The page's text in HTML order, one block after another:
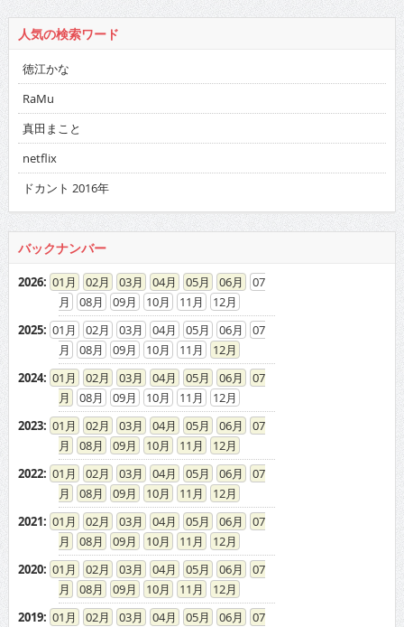
人気の検索ワード
徳江かな
RaMu
真田まこと
netflix
ドカント 2016年
バックナンバー
2026: 01 02 03 04 05 06
07
08
09 10 11
12
2025: 01 02 03 04 05 06
07
08
09 10 11
12
2024: 01 02 03 04 05 06
07
08
09 10 11
12
2023: 01 02 03 04 05 06
07
08
09 10 11
12
2022: 01 02 03 04 05 06
07
08
09 10 11
12
2021: 01 02 03 04 05 06
07
08
09 10 11
12
2020: 01 02 03 04 05 06
07
08
09 10 11
12
2019: 01 02 03 04 05 06
07